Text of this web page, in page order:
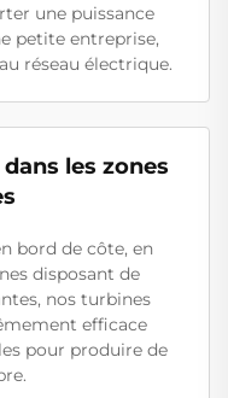
une puissance
petite entreprise,
réseau électrique.
les zones
bord de côte, en
disposant de
nos turbines
efficace
pour produire de